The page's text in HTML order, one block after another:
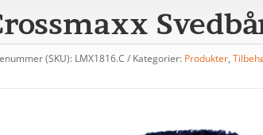
(SKU): LMX1816.C Kategorier: Produkter,